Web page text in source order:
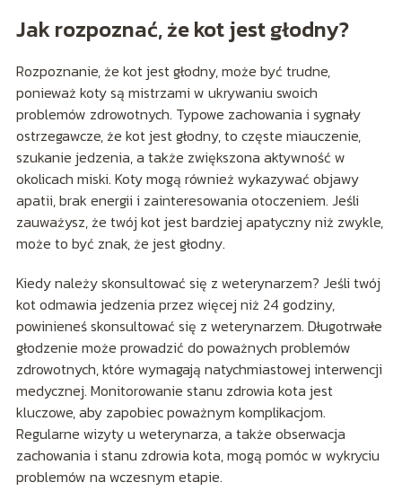
Jak rozpoznać, że kot jest głodny?
Rozpoznanie, że kot jest głodny, może być trudne,
ponieważ koty są mistrzami w ukrywaniu swoich
problemów zdrowotnych. Typowe zachowania i sygnały
ostrzegawcze, że kot jest głodny, to częste miauczenie,
szukanie jedzenia, a także zwiększona aktywność w
okolicach miski. Koty mogą również wykazywać objawy
apatii, brak energii i zainteresowania otoczeniem. Jeśli
zauważysz, że twój kot jest bardziej apatyczny niż zwykle,
może to być znak, że jest głodny.
Kiedy należy skonsultować się z weterynarzem? Jeśli twój
kot odmawia jedzenia przez więcej niż 24 godziny,
powinieneś skonsultować się z weterynarzem. Długotrwałe
głodzenie może prowadzić do poważnych problemów
zdrowotnych, które wymagają natychmiastowej interwencji
medycznej. Monitorowanie stanu zdrowia kota jest
kluczowe, aby zapobiec poważnym komplikacjom.
Regularne wizyty u weterynarza, a także obserwacja
zachowania i stanu zdrowia kota, mogą pomóc w wykryciu
problemów na wczesnym etapie.